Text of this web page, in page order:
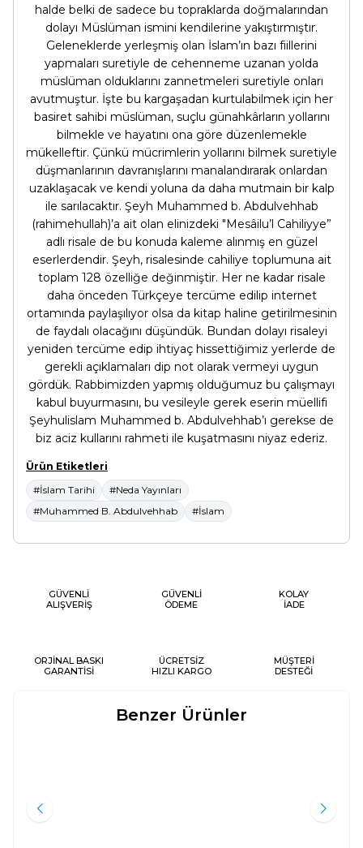
halde belki de sadece bu topraklarda doğmalarından
dolayı Müslüman ismini kendilerine yakıştırmıştır.
Geleneklerde yerleşmiş olan İslam’ın bazı fiillerini
yapmaları suretiyle de cehenneme uzanan yolda
müslüman olduklarını zannetmeleri suretiyle onları
avutmuştur. İşte bu kargaşadan kurtulabilmek için her
basiret sahibi müslüman, suçlu günahkârların yollarını
bilmekle ve hayatını ona göre düzenlemekle
mükelleftir. Çünkü mücrimlerin yollarını bilmek suretiyle
düşmanlarının davranışlarını manalandırarak onlardan
uzaklaşacak ve kendi yoluna da daha mutmain bir kalp
ile sarılacaktır. Şeyh Muhammed b. Abdulvehhab
(rahimehullah)’a ait olan elinizdeki "Mesâilu’l Cahiliyye”
adlı risale de bu konuda kaleme alınmış en güzel
eserlerdendir. Şeyh, risalesinde cahiliye toplumuna ait
toplam 128 özelliğe değinmiştir. Her ne kadar risale
daha önceden Türkçeye tercüme edilip internet
ortamında paylaşılıyor olsa da kitap haline getirilmesinin
de faydalı olacağını düşündük. Bundan dolayı risaleyi
yeniden tercüme edip ihtiyaç hissettiğimiz yerlerde de
gerekli açıklamaları dip not olarak vermeyi uygun
gördük. Rabbimizden yapmış olduğumuz bu çalışmayı
kabul buyurmasını, bu vesileyle gerek eserin müellifi
Şeyhulislam Muhammed b. Abdulvehhab’ı gerekse de
biz aciz kullarını rahmeti ile kuşatmasını niyaz ederiz.
Ürün Etiketleri
#İslam Tarihi
#Neda Yayınları
#Muhammed B. Abdulvehhab
#İslam
GÜVENLİ
ALIŞVERİŞ
GÜVENLİ
ÖDEME
KOLAY
İADE
ORJİNAL BASKI
GARANTİSİ
ÜCRETSİZ
HIZLI KARGO
MÜŞTERİ
DESTEĞİ
Benzer Ürünler